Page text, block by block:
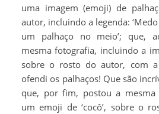
uma imagem (emoji) de
autor, incluindo a legenda:
um palhaço no meio’; que,
mesma fotografia, incluindo a
sobre o rosto do autor, com a
ofendi os palhaços! Que são
que, por fim, postou a mesma
um emoji de ‘cocô’, sobre o